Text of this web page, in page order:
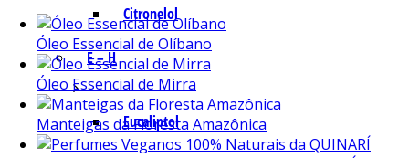
Citronelol
E – H
Eucaliptol
Óleo Essencial de Olíbano
Óleo Essencial de Mirra
Manteigas da Floresta Amazônica